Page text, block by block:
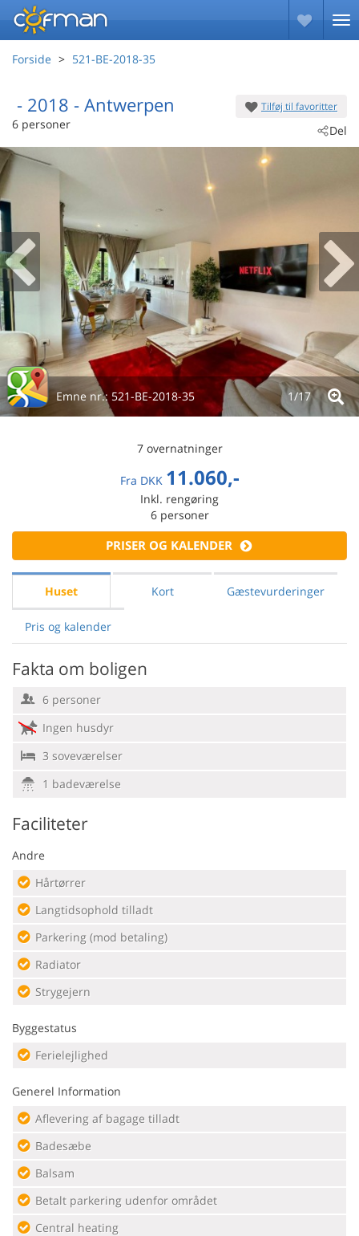
Forside 521-BE-2018-35
Tilføj til favoritter
Del
- 2018 - Antwerpen
6 personer
Emne nr.: 521-BE-2018-35 1/17
7 overnatninger
Fra DKK 11.060,-
Inkl. rengøring
6 personer
PRISER OG KALENDER
Huset Kort Gæstevurderinger
Pris og kalender
Fakta om boligen
6 personer
Ingen husdyr
3 soveværelser
1 badeværelse
Faciliteter
Andre
Hårtørrer
Langtidsophold tilladt
Parkering (mod betaling)
Radiator
Strygejern
Byggestatus
Ferielejlighed
Generel Information
Aflevering af bagage tilladt
Badesæbe
Balsam
Betalt parkering udenfor området
Central heating